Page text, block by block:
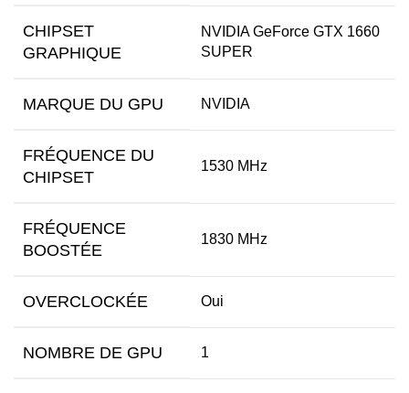
CHIPSET
GRAPHIQUE
NVIDIA GeForce GTX 1660
SUPER
MARQUE DU GPU NVIDIA
FRÉQUENCE DU
CHIPSET
1530 MHz
FRÉQUENCE
BOOSTÉE
1830 MHz
OVERCLOCKÉE Oui
NOMBRE DE GPU 1